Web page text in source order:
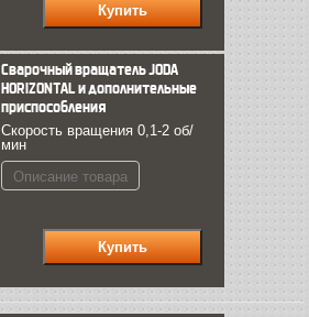
Сварочный вращатель JODA
HORIZONTAL и дополнительные
приспособления
Скорость вращения 0,1-2 об/
мин
Описание товара